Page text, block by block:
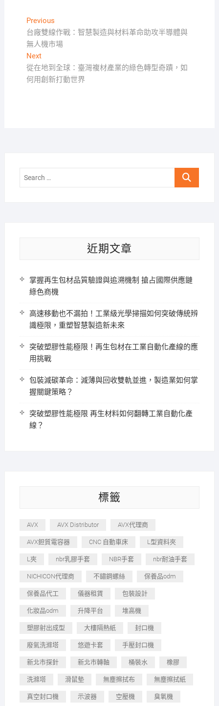
文
章
導
覽
PreviousPrevious
post:
台廠雙線作戰：智慧製造與材料革命助攻半導體與
無人機市場
NextNext
post:
從在地到全球：臺灣複材產業的綠色轉型奇蹟，如
何用創新打動世界
Search
近期文章
掌握再生包材品質驗證與追溯機制 搶占國際供應鏈
綠色商機
高速移動也不漏拍！工業級光學掃描如何突破傳統辨
識極限，重塑智慧製造新未來
突破塑膠性能極限！再生包材在工業自動化產線的應
用挑戰
包裝減碳革命：減薄與回收雙軌並進，製造業如何掌
握關鍵策略？
突破塑膠性能極限 再生材料如何翻轉工業自動化產
線？
標籤
AVX AVX Distributor AVX代理商
AVX鉭質電容器 CNC 自動車床 L型資料夾
L夾 nbr乳膠手套 NBR手套 nbr耐油手套
NICHICON代理商 不鏽鋼螺絲 保養品odm
保養品代工 儀器租賃 包裝設計
化妝品odm 升降平台 堆高機
塑膠射出成型 大樓隔熱紙 封口機
廢氣洗滌塔 悠遊卡套 手壓封口機
新北市探針 新北市轉軸 桶裝水 橡膠
洗滌塔 滑鼠墊 無塵擦拭布 無塵擦拭紙
真空封口機 示波器 空壓機 臭氧機